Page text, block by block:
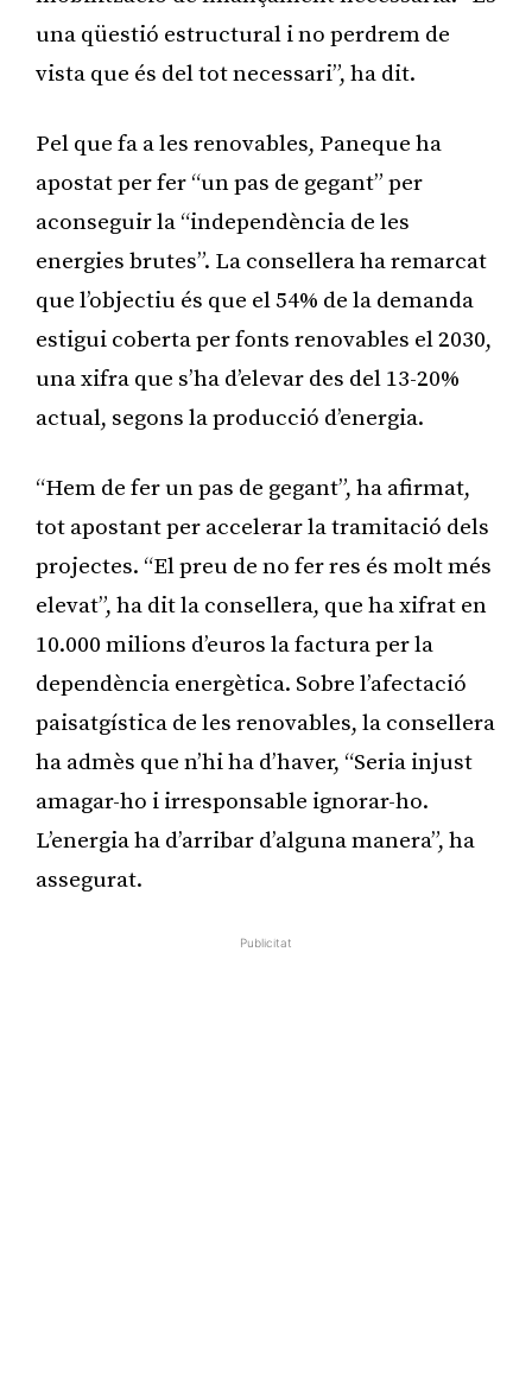
una qüestió estructural i no perdrem de
vista que és del tot necessari”, ha dit.
Pel que fa a les renovables, Paneque ha
apostat per fer “un pas de gegant” per
aconseguir la “independència de les
energies brutes”. La consellera ha remarcat
que l’objectiu és que el 54% de la demanda
estigui coberta per fonts renovables el 2030,
una xifra que s’ha d’elevar des del 13-20%
actual, segons la producció d’energia.
“Hem de fer un pas de gegant”, ha afirmat,
tot apostant per accelerar la tramitació dels
projectes. “El preu de no fer res és molt més
elevat”, ha dit la consellera, que ha xifrat en
10.000 milions d’euros la factura per la
dependència energètica. Sobre l’afectació
paisatgística de les renovables, la consellera
ha admès que n’hi ha d’haver, “Seria injust
amagar-ho i irresponsable ignorar-ho.
L’energia ha d’arribar d’alguna manera”, ha
assegurat.
Publicitat